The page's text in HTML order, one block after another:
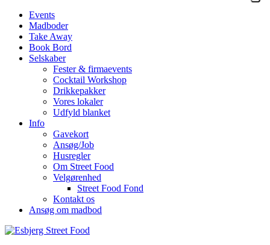
Events
Madboder
Take Away
Book Bord
Selskaber
Fester & firmaevents
Cocktail Workshop
Drikkepakker
Vores lokaler
Udfyld blanket
Info
Gavekort
Ansøg/Job
Husregler
Om Street Food
Velgørenhed
Street Food Fond
Kontakt os
Ansøg om madbod